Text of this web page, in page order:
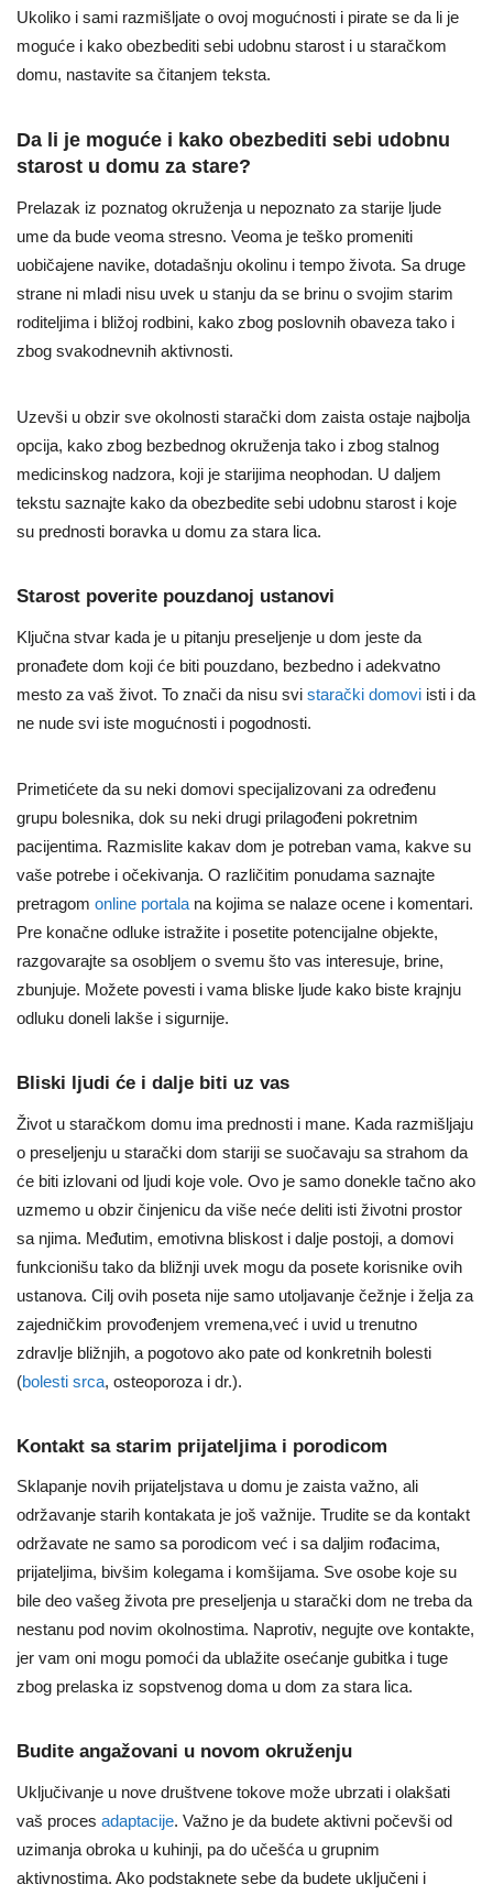
Ukoliko i sami razmišljate o ovoj mogućnosti i pirate se da li je
moguće i kako obezbediti sebi udobnu starost i u staračkom
domu, nastavite sa čitanjem teksta.
Da li je moguće i kako obezbediti sebi udobnu
starost u domu za stare?
Prelazak iz poznatog okruženja u nepoznato za starije ljude
ume da bude veoma stresno. Veoma je teško promeniti
uobičajene navike, dotadašnju okolinu i tempo života. Sa druge
strane ni mladi nisu uvek u stanju da se brinu o svojim starim
roditeljima i bližoj rodbini, kako zbog poslovnih obaveza tako i
zbog svakodnevnih aktivnosti.
Uzevši u obzir sve okolnosti starački dom zaista ostaje najbolja
opcija, kako zbog bezbednog okruženja tako i zbog stalnog
medicinskog nadzora, koji je starijima neophodan. U daljem
tekstu saznajte kako da obezbedite sebi udobnu starost i koje
su prednosti boravka u domu za stara lica.
Starost poverite pouzdanoj ustanovi
Ključna stvar kada je u pitanju preseljenje u dom jeste da
pronađete dom koji će biti pouzdano, bezbedno i adekvatno
mesto za vaš život. To znači da nisu svi starački domovi isti i da
ne nude svi iste mogućnosti i pogodnosti.
Primetićete da su neki domovi specijalizovani za određenu
grupu bolesnika, dok su neki drugi prilagođeni pokretnim
pacijentima. Razmislite kakav dom je potreban vama, kakve su
vaše potrebe i očekivanja. O različitim ponudama saznajte
pretragom online portala na kojima se nalaze ocene i komentari.
Pre konačne odluke istražite i posetite potencijalne objekte,
razgovarajte sa osobljem o svemu što vas interesuje, brine,
zbunjuje. Možete povesti i vama bliske ljude kako biste krajnju
odluku doneli lakše i sigurnije.
Bliski ljudi će i dalje biti uz vas
Život u staračkom domu ima prednosti i mane. Kada razmišljaju
o preseljenju u starački dom stariji se suočavaju sa strahom da
će biti izlovani od ljudi koje vole. Ovo je samo donekle tačno ako
uzmemo u obzir činjenicu da više neće deliti isti životni prostor
sa njima. Međutim, emotivna bliskost i dalje postoji, a domovi
funkcionišu tako da bližnji uvek mogu da posete korisnike ovih
ustanova. Cilj ovih poseta nije samo utoljavanje čežnje i želja za
zajedničkim provođenjem vremena,već i uvid u trenutno
zdravlje bližnjih, a pogotovo ako pate od konkretnih bolesti
(bolesti srca, osteoporoza i dr.).
Kontakt sa starim prijateljima i porodicom
Sklapanje novih prijateljstava u domu je zaista važno, ali
održavanje starih kontakata je još važnije. Trudite se da kontakt
održavate ne samo sa porodicom već i sa daljim rođacima,
prijateljima, bivšim kolegama i komšijama. Sve osobe koje su
bile deo vašeg života pre preseljenja u starački dom ne treba da
nestanu pod novim okolnostima. Naprotiv, negujte ove kontakte,
jer vam oni mogu pomoći da ublažite osećanje gubitka i tuge
zbog prelaska iz sopstvenog doma u dom za stara lica.
Budite angažovani u novom okruženju
Uključivanje u nove društvene tokove može ubrzati i olakšati
vaš proces adaptacije. Važno je da budete aktivni počevši od
uzimanja obroka u kuhinji, pa do učešća u grupnim
aktivnostima. Ako podstaknete sebe da budete uključeni i